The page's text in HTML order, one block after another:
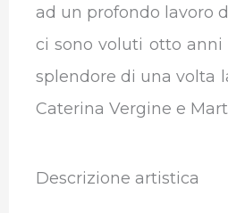
ad un profondo lavoro
ci sono voluti otto
splendore di una volta
Caterina Vergine e
Descrizione artistica